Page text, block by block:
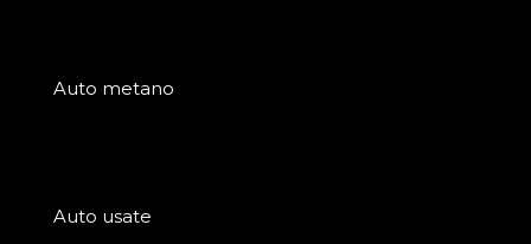
Auto metano
Auto usate